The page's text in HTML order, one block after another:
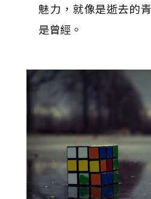
魅力，就像是逝去的
是曾經。